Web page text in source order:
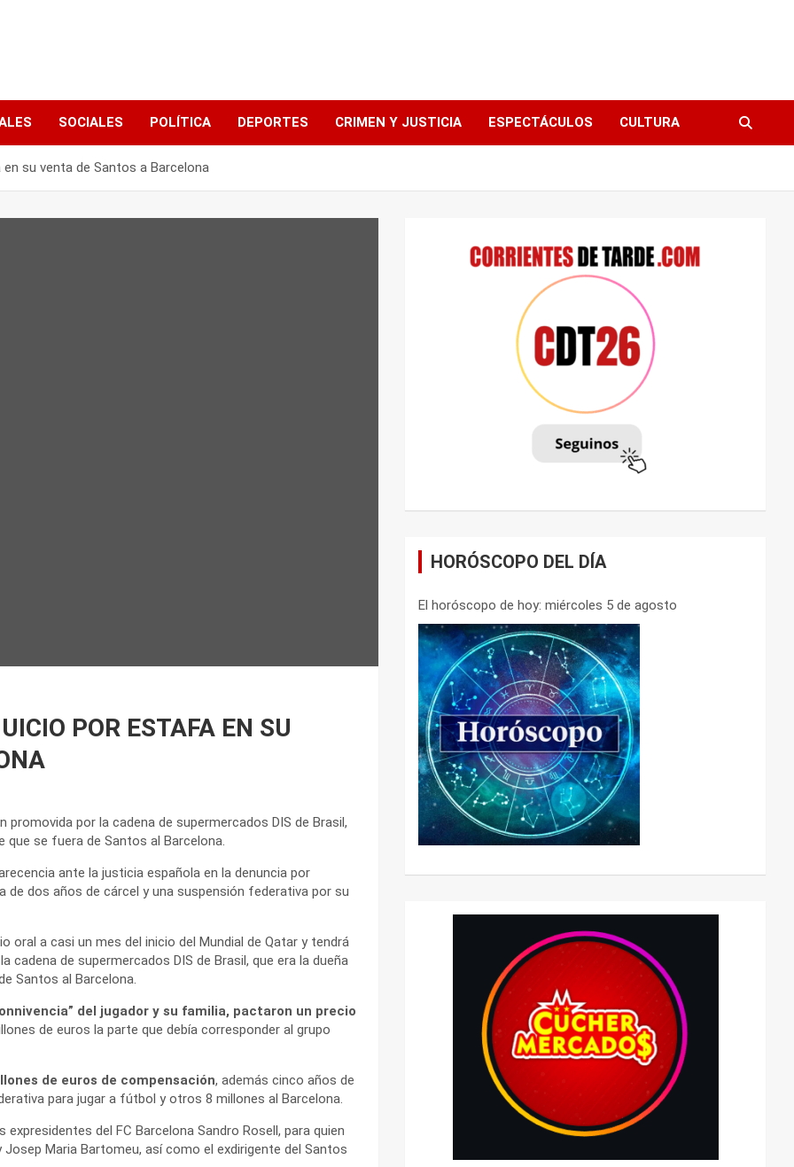
SOCIALES POLÍTICA DEPORTES CRIMEN Y JUSTICIA ESPECTÁCULOS CULTURA
su venta de Santos a Barcelona
POR ESTAFA EN SU
por la cadena de supermercados DIS de Brasil,
que se fuera de Santos al Barcelona.
ante la justicia española en la denuncia por
de dos años de cárcel y una suspensión federativa por su
oral a casi un mes del inicio del Mundial de Qatar y tendrá
de supermercados DIS de Brasil, que era la dueña
Santos al Barcelona.
del jugador y su familia, pactaron un precio
de euros la parte que debía corresponder al grupo
de euros de compensación, además cinco años de
para jugar a fútbol y otros 8 millones al Barcelona.
del FC Barcelona Sandro Rosell, para quien
Maria Bartomeu, así como el exdirigente del Santos
HORÓSCOPO DEL DÍA
El horóscopo de hoy: miércoles 5 de agosto